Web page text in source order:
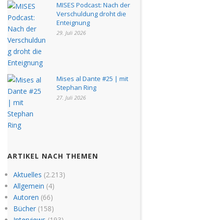
MISES Podcast: Nach der
Verschuldung droht die
Enteignung
29. Juli 2026
Mises al Dante #25 | mit
Stephan Ring
27. Juli 2026
ARTIKEL NACH THEMEN
Aktuelles (2.213)
Allgemein (4)
Autoren (66)
Bücher(158)